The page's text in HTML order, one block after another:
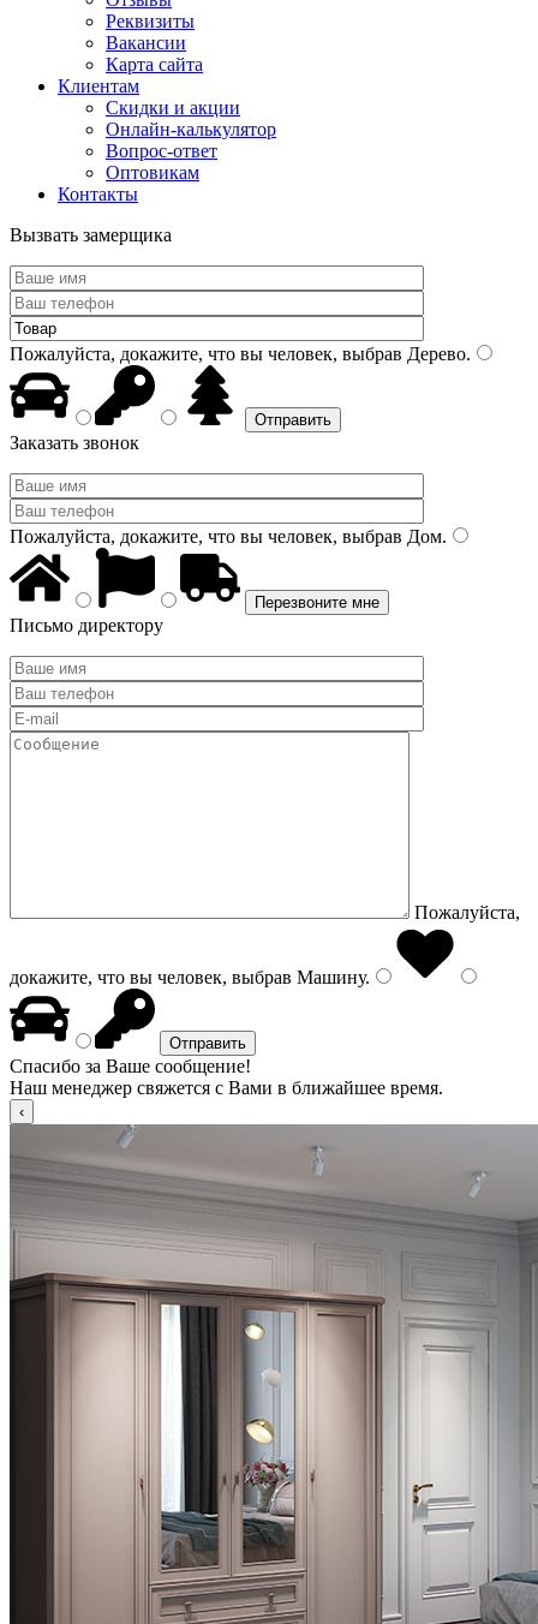
Реквизиты
Вакансии
Карта сайта
Клиентам
Скидки и акции
Онлайн-калькулятор
Вопрос-ответ
Оптовикам
Контакты
Вызвать замерщика
Пожалуйста, докажите, что вы человек, выбрав Дерево.
Заказать звонок
Пожалуйста, докажите, что вы человек, выбрав Дом.
Письмо директору
Пожалуйста,
докажите, что вы человек, выбрав Машину.
Спасибо за Ваше сообщение!
Наш менеджер свяжется с Вами в ближайшее время.